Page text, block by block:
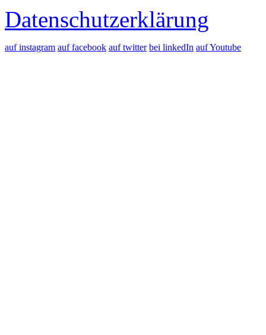
Datenschutzerklärung
auf instagram auf facebook auf twitter bei linkedIn auf Youtube